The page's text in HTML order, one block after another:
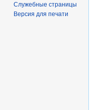
Служебные страницы
Версия для печати